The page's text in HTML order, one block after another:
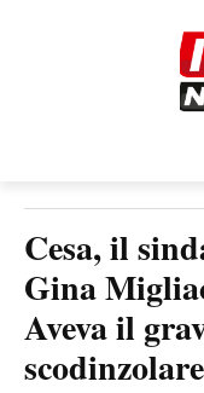
Cesa, il
Gina
Aveva il
scodinzolare